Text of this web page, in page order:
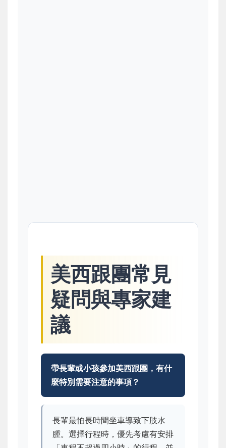
美西跟團常見
疑問與專家建
議
帶長輩或小孩參加美西跟團，有什
麼特別需要注意的事項？
長輩最怕長時間坐車導致下肢水
腫。選擇行程時，優先考慮有安排